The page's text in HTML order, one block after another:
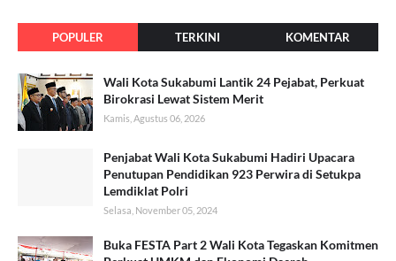
POPULER TERKINI KOMENTAR
Wali Kota Sukabumi Lantik 24 Pejabat, Perkuat
Birokrasi Lewat Sistem Merit
Kamis, Agustus 06, 2026
Penjabat Wali Kota Sukabumi Hadiri Upacara
Penutupan Pendidikan 923 Perwira di Setukpa
Lemdiklat Polri
Selasa, November 05, 2024
Buka FESTA Part 2 Wali Kota Tegaskan Komitmen